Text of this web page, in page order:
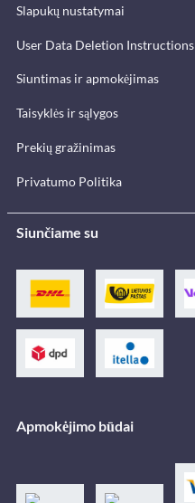
Slapukų nustatymai
User Data Deletion Instructions
Siuntimas ir apmokėjimas
Taisyklės ir sąlygos
Prekių gražinimas
Privatumo Politika
Siunčiame su
Apmokėjimo būdai